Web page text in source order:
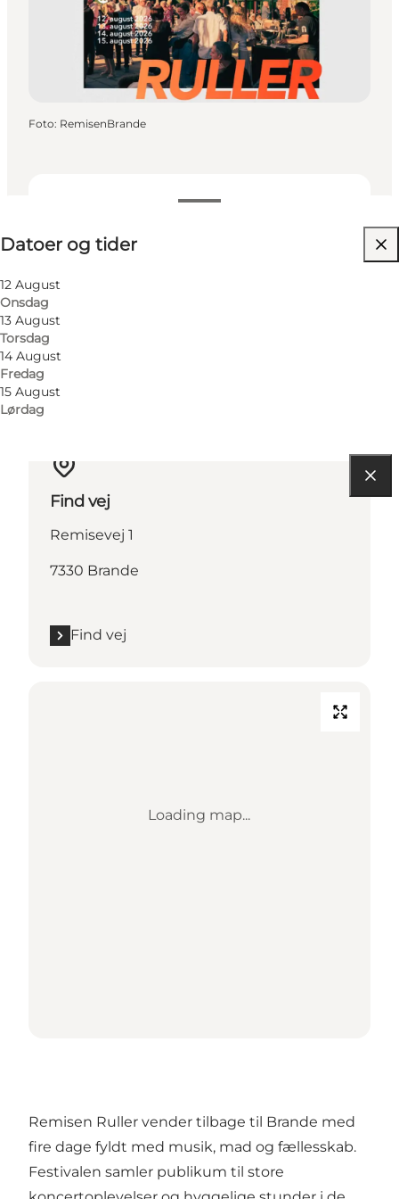
Datoer og tider
12 August
Onsdag
13 August
Torsdag
14 August
Fredag
15 August
Lørdag
Besøg hjemmeside
Foto: RemisenBrande
Find vej
Remisevej 1
7330 Brande
Find vej
Loading map...
Remisen Ruller vender tilbage til Brande med
fire dage fyldt med musik, mad og fællesskab.
Festivalen samler publikum til store